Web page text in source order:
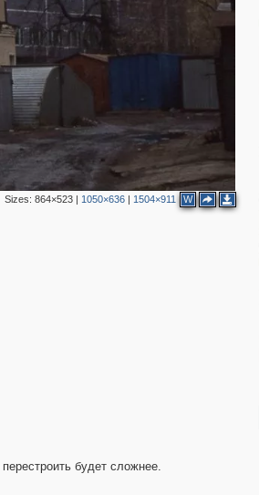
Sizes: 864×523| 1050×636| 1504×911 W
будет сложнее.